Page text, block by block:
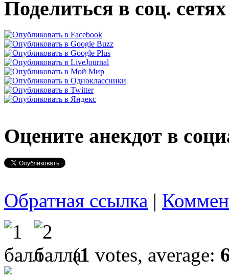
Поделиться в соц. сетях
Оцените анекдот в
Обратная ссылка |
(1 votes, average: